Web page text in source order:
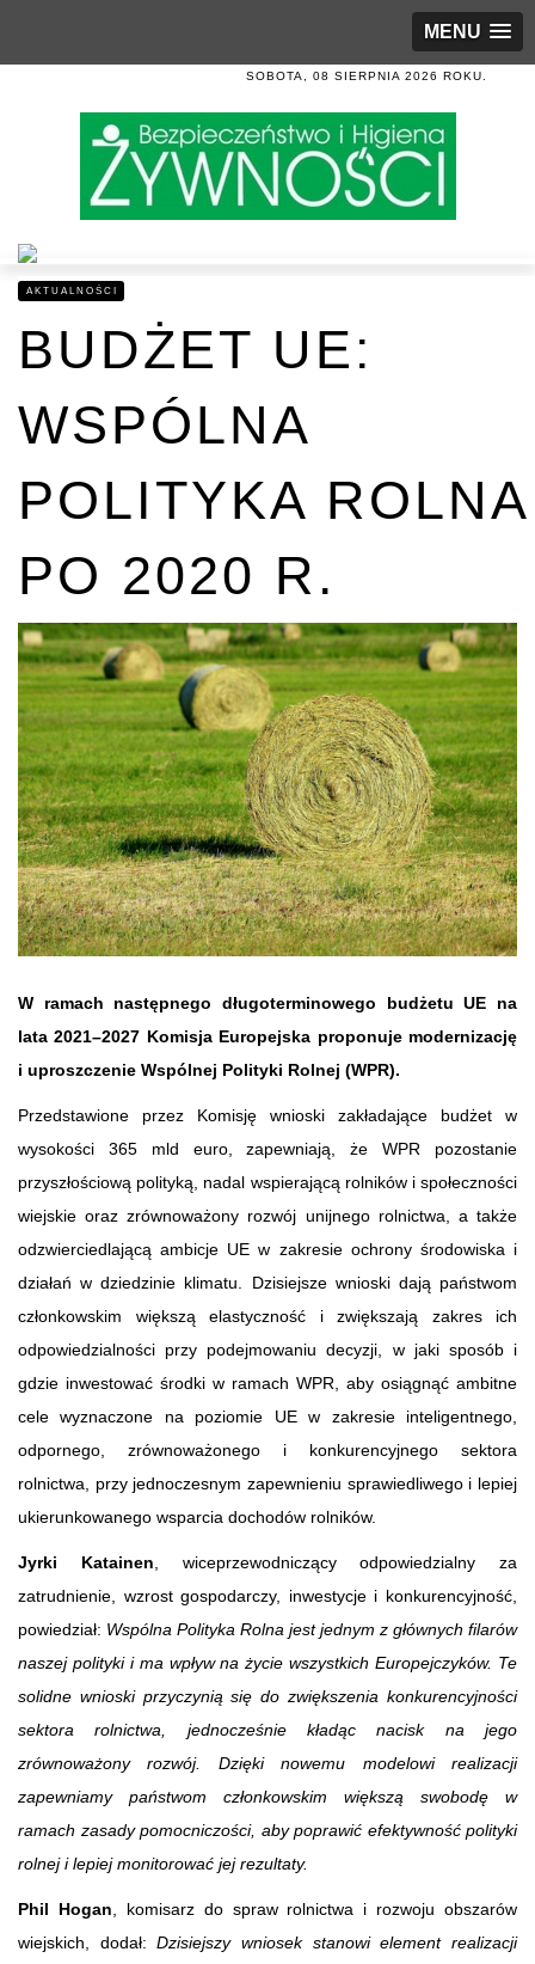
MENU
SOBOTA, 08 SIERPNIA 2026 ROKU.
AKTUALNOŚCI
BUDŻET UE:
WSPÓLNA
POLITYKA ROLNA
PO 2020 R.
W ramach następnego długoterminowego budżetu UE na
lata 2021–2027 Komisja Europejska proponuje modernizację
i uproszczenie Wspólnej Polityki Rolnej (WPR).
Przedstawione przez Komisję wnioski zakładające budżet w
wysokości 365 mld euro, zapewniają, że WPR pozostanie
przyszłościową polityką, nadal wspierającą rolników i społeczności
wiejskie oraz zrównoważony rozwój unijnego rolnictwa, a także
odzwierciedlającą ambicje UE w zakresie ochrony środowiska i
działań w dziedzinie klimatu. Dzisiejsze wnioski dają państwom
członkowskim większą elastyczność i zwiększają zakres ich
odpowiedzialności przy podejmowaniu decyzji, w jaki sposób i
gdzie inwestować środki w ramach WPR, aby osiągnąć ambitne
cele wyznaczone na poziomie UE w zakresie inteligentnego,
odpornego, zrównoważonego i konkurencyjnego sektora
rolnictwa, przy jednoczesnym zapewnieniu sprawiedliwego i lepiej
ukierunkowanego wsparcia dochodów rolników.
Jyrki Katainen , wiceprzewodniczący odpowiedzialny za
zatrudnienie, wzrost gospodarczy, inwestycje i konkurencyjność,
powiedział: Wspólna Polityka Rolna jest jednym z głównych filarów
naszej polityki i ma wpływ na życie wszystkich Europejczyków. Te
solidne wnioski przyczynią się do zwiększenia konkurencyjności
sektora rolnictwa, jednocześnie kładąc nacisk na jego
zrównoważony rozwój. Dzięki nowemu modelowi realizacji
zapewniamy państwom członkowskim większą swobodę w
ramach zasady pomocniczości, aby poprawić efektywność polityki
rolnej i lepiej monitorować jej rezultaty.
Phil Hogan , komisarz do spraw rolnictwa i rozwoju obszarów
wiejskich, dodał:Dzisiejszy wniosek stanowi element realizacji